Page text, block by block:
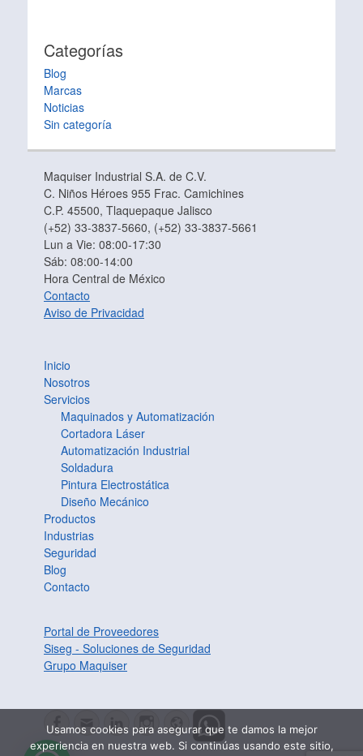
Categorías
Blog
Marcas
Noticias
Sin categoría
Maquiser Industrial S.A. de C.V.
C. Niños Héroes 955 Frac. Camichines
C.P. 45500, Tlaquepaque Jalisco
(+52) 33-3837-5660, (+52) 33-3837-5661
Lun a Vie: 08:00-17:30
Sáb: 08:00-14:00
Hora Central de México
Contacto
Aviso de Privacidad
Inicio
Nosotros
Servicios
Maquinados y Automatización
Cortadora Láser
Automatización Industrial
Soldadura
Pintura Electrostática
Diseño Mecánico
Productos
Industrias
Seguridad
Blog
Contacto
Portal de Proveedores
Siseg - Soluciones de Seguridad
Grupo Maquiser
Facebook
Correo
electrónico
Instagram
Website
Usamos cookies para asegurar que te damos la mejor
experiencia en nuestra web. Si continúas usando este sitio,